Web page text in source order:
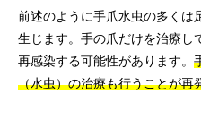
前述のように手爪水虫の多くは
生じます。手の爪だけを治療し
再感染する可能性があります。
（水虫）の治療も行うことが再